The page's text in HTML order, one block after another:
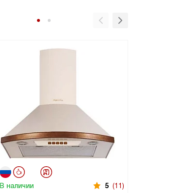
В наличии 5 (11)